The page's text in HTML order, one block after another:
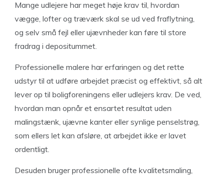
Mange udlejere har meget høje krav til, hvordan
vægge, lofter og træværk skal se ud ved fraflytning,
og selv små fejl eller ujævnheder kan føre til store
fradrag i depositummet.
Professionelle malere har erfaringen og det rette
udstyr til at udføre arbejdet præcist og effektivt, så alt
lever op til boligforeningens eller udlejers krav. De ved,
hvordan man opnår et ensartet resultat uden
malingstænk, ujævne kanter eller synlige penselstrøg,
som ellers let kan afsløre, at arbejdet ikke er lavet
ordentligt.
Desuden bruger professionelle ofte kvalitetsmaling,